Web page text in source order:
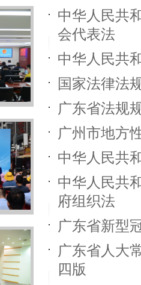
中华人民共
会代表法
中华人民共
国家法律法
广东省法规
广州市地方
中华人民共
中华人民共
府组织法
广东省新型
广东省人大
四版